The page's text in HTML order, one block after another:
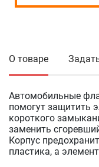
О товаре
Автомобильные
помогут защитить
короткого
заменить
Корпус
пластика, а